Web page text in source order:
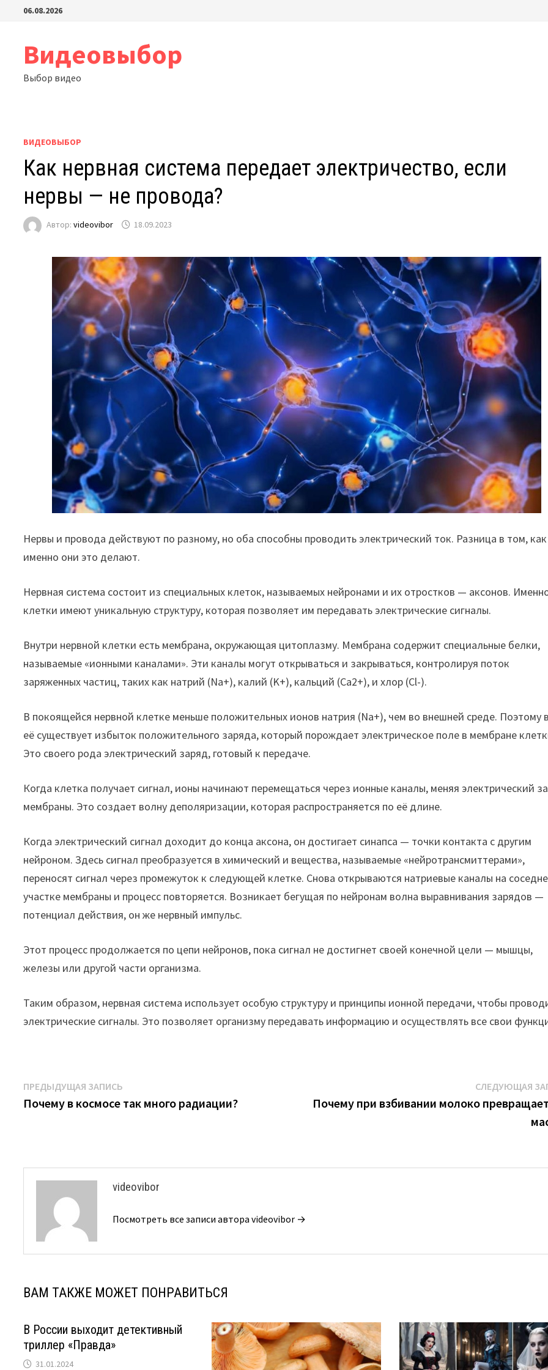
Перейти06.08.2026
Видеовыбор
Выбор видео
ВИДЕОВЫБОР
Как нервная система передает электричество, если
нервы — не провода?
Автор:videovibor 18.09.2023
Нервы и провода действуют по разному, но оба способны проводить электрический ток. Разница в том, как
именно они это делают.
Нервная система состоит из специальных клеток, называемых нейронами и их отростков — аксонов.
клетки имеют уникальную структуру, которая позволяет им передавать электрические сигналы.
Внутри нервной клетки есть мембрана, окружающая цитоплазму. Мембрана содержит специальные белки,
называемые «ионными каналами». Эти каналы могут открываться и закрываться, контролируя поток
заряженных частиц, таких как натрий (Na+), калий (K+), кальций (Ca2+), и хлор (Cl-).
В покоящейся нервной клетке меньше положительных ионов натрия (Na+), чем во внешней среде. Поэтому
её существует избыток положительного заряда, который порождает электрическое поле в мембране
Это своего рода электрический заряд, готовый к передаче.
Когда клетка получает сигнал, ионы начинают перемещаться через ионные каналы, меняя электрический
мембраны. Это создает волну деполяризации, которая распространяется по её длине.
Когда электрический сигнал доходит до конца аксона, он достигает синапса — точки контакта с другим
нейроном. Здесь сигнал преобразуется в химический и вещества, называемые «нейротрансмиттерами»,
переносят сигнал через промежуток к следующей клетке. Снова открываются натриевые каналы на
участке мембраны и процесс повторяется. Возникает бегущая по нейронам волна выравнивания зарядов —
потенциал действия, он же нервный импульс.
Этот процесс продолжается по цепи нейронов, пока сигнал не достигнет своей конечной цели — мышцы,
железы или другой части организма.
Таким образом, нервная система использует особую структуру и принципы ионной передачи, чтобы
электрические сигналы. Это позволяет организму передавать информацию и осуществлять все свои
Навигация
по
ПРЕДЫДУЩАЯ ЗАПИСЬ
запись:
Почему в космосе так много радиации?
СЛЕДУЮЩАЯ
Почему при взбивании молоко
videovibor
Посмотреть все записи автора videovibor →
ВАМ ТАКЖЕ МОЖЕТ ПОНРАВИТЬСЯ
В России выходит детективный
триллер «Правда»
31.01.2024